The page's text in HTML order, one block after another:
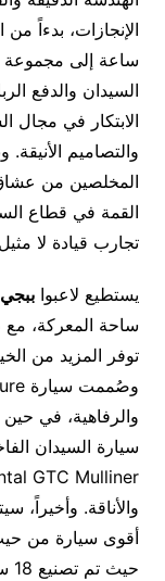
ساعة إلى مجموعة
السيدان والدفع
الابتكار في مجال
والتصاميم
المخلصين من عشاق
القمة في قطاع
تجارب قيادة لا مثيل
يستطيع لاعبوا
ساحة المعركة، مع
توفر المزيد من
أقوى سيارة من حيث
حيث تم تصنيع 18 سيارة فقط في جميع أنحاء العالم.